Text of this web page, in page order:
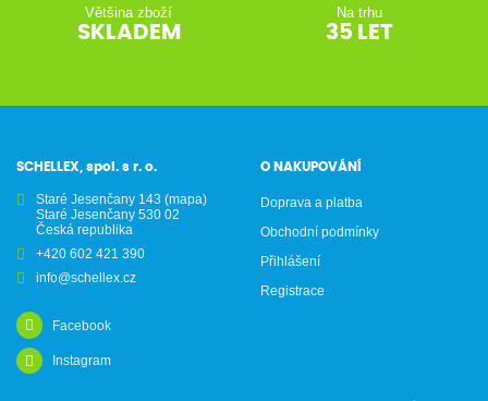
Většina zboží
SKLADEM
Na trhu
35 LET
SCHELLEX, spol. s r. o.
Staré Jesenčany 143 (mapa)
Staré Jesenčany 530 02
Česká republika
+420 602 421 390
info@schellex.cz
Facebook
Instagram
O NAKUPOVÁNÍ
Doprava a platba
Obchodní podmínky
Přihlášení
Registrace